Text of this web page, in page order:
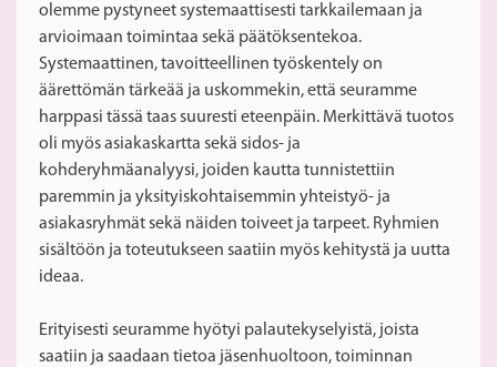
olemme pystyneet systemaattisesti tarkkailemaan ja
arvioimaan toimintaa sekä päätöksentekoa.
Systemaattinen, tavoitteellinen työskentely on
äärettömän tärkeää ja uskommekin, että seuramme
harppasi tässä taas suuresti eteenpäin. Merkittävä tuotos
oli myös asiakaskartta sekä sidos- ja
kohderyhmäanalyysi, joiden kautta tunnistettiin
paremmin ja yksityiskohtaisemmin yhteistyö- ja
asiakasryhmät sekä näiden toiveet ja tarpeet. Ryhmien
sisältöön ja toteutukseen saatiin myös kehitystä ja uutta
ideaa.
Erityisesti seuramme hyötyi palautekyselyistä, joista
saatiin ja saadaan tietoa jäsenhuoltoon, toiminnan